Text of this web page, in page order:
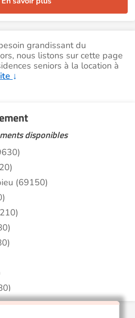
grandissant du
nous listons sur cette page
seniors à la location à
↓
disponibles
(69150)
(69140)